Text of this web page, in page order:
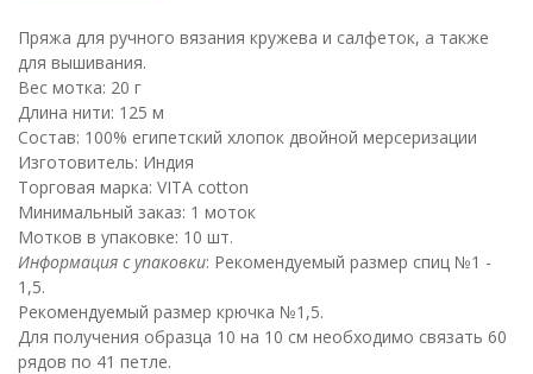
Пряжа для ручного вязания кружева и салфеток, а также
для вышивания.
Вес мотка: 20 г
Длина нити: 125 м
Состав: 100% египетский хлопок двойной мерсеризации
Изготовитель: Индия
Торговая марка: VITA cotton
Минимальный заказ: 1 моток
Мотков в упаковке: 10 шт.
Информация с упаковки: Рекомендуемый размер спиц №1 -
1,5.
Рекомендуемый размер крючка №1,5.
Для получения образца 10 на 10 см необходимо связать 60
рядов по 41 петле.